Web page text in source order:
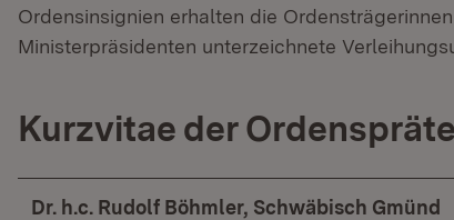
Ordensinsignien erhalten die
Ministerpräsidenten unterzeichnete
Kurzvitae der
Dr. h.c. Rudolf Böhmler, Schwäbisch Gmünd